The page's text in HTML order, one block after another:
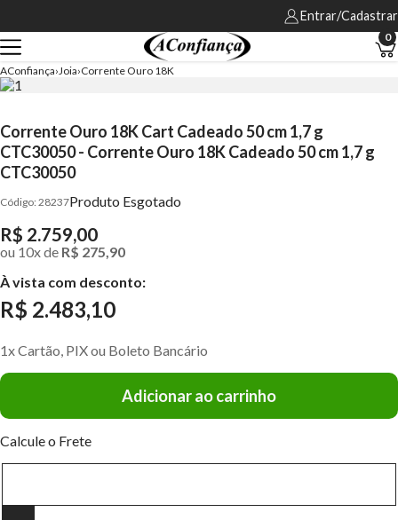
Entrar/Cadastrar
0
AConfiança Joia Corrente Ouro 18K
Corrente Ouro 18K Cart Cadeado 50 cm 1,7 g
CTC30050 - Corrente Ouro 18K Cadeado 50 cm 1,7 g
CTC30050
28237Produto Esgotado
R$ 2.759,00
ou 10xde R$ 275,90
À vista com desconto:
R$ 2.483,10
1x Cartão, PIX ou Boleto Bancário
Adicionar ao carrinho
Calcule o Frete